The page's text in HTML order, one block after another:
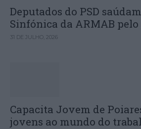
Deputados do PSD
Sinfónica da ARMAB pelo
31 DE JULHO, 2026
Capacita Jovem de
jovens ao mundo do